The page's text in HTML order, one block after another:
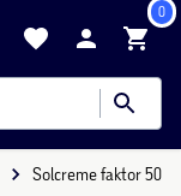
0
Solcreme faktor 50